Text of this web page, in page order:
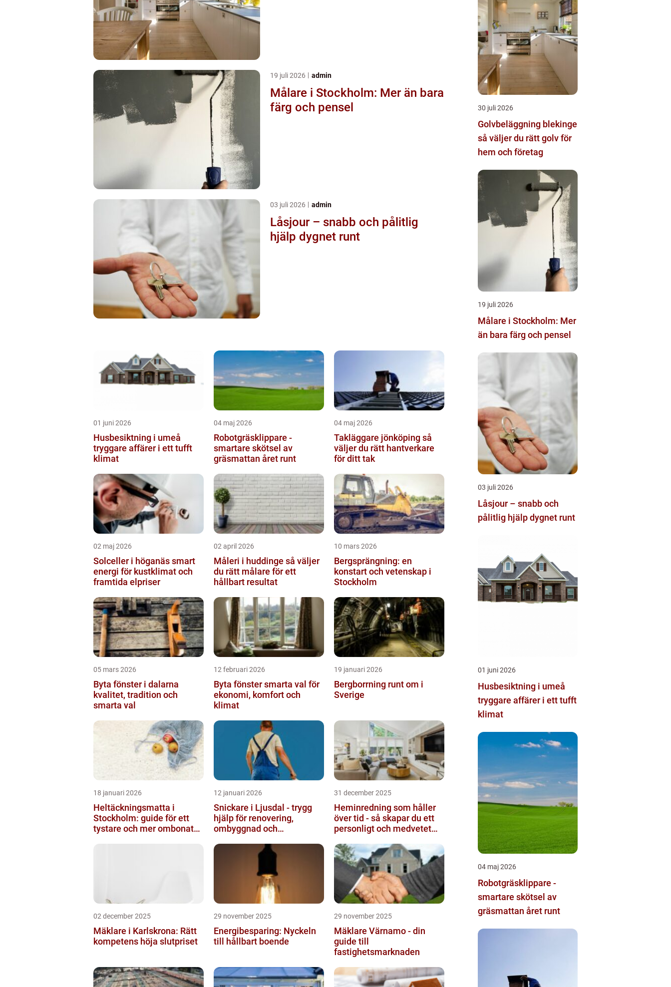
19 juli 2026 admin
Målare i Stockholm: Mer än bara
färg och pensel
03 juli 2026 admin
Låsjour – snabb och pålitlig
hjälp dygnet runt
01 juni 2026
Husbesiktning i umeå
tryggare affärer i ett tufft
klimat
04 maj 2026
Robotgräsklippare -
smartare skötsel av
gräsmattan året runt
04 maj 2026
Takläggare jönköping så
väljer du rätt hantverkare
för ditt tak
02 maj 2026
Solceller i höganäs smart
energi för kustklimat och
framtida elpriser
02 april 2026
Måleri i huddinge så väljer
du rätt målare för ett
hållbart resultat
10 mars 2026
Bergsprängning: en
konstart och vetenskap i
Stockholm
05 mars 2026
Byta fönster i dalarna
kvalitet, tradition och
smarta val
12 februari 2026
Byta fönster smarta val för
ekonomi, komfort och
klimat
19 januari 2026
Bergborrning runt om i
Sverige
18 januari 2026
Heltäckningsmatta i
Stockholm: guide för ett
tystare och mer ombonat
12 januari 2026
Snickare i Ljusdal - trygg
hjälp för renovering,
ombyggnad och
31 december 2025
Heminredning som håller
över tid - så skapar du ett
personligt och medvetet
02 december 2025
Mäklare i Karlskrona: Rätt
kompetens höja slutpriset
29 november 2025
Energibesparing: Nyckeln
till hållbart boende
29 november 2025
Mäklare Värnamo - din
guide till
fastighetsmarknaden
30 juli 2026
Golvbeläggning blekinge
så väljer du rätt golv för
hem och företag
19 juli 2026
Målare i Stockholm: Mer
än bara färg och pensel
03 juli 2026
Låsjour – snabb och
pålitlig hjälp dygnet runt
01 juni 2026
Husbesiktning i umeå
tryggare affärer i ett tufft
klimat
04 maj 2026
Robotgräsklippare -
smartare skötsel av
gräsmattan året runt